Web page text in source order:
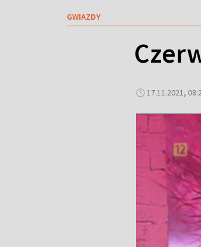
GWIAZDY
17.11.2021,